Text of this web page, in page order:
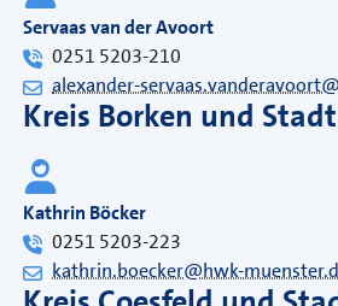
Servaas van der Avoort
0251 5203-210
alexander-
Kreis Borken und
Kathrin Böcker
0251 5203-223
kathrin.boecker@hwk-